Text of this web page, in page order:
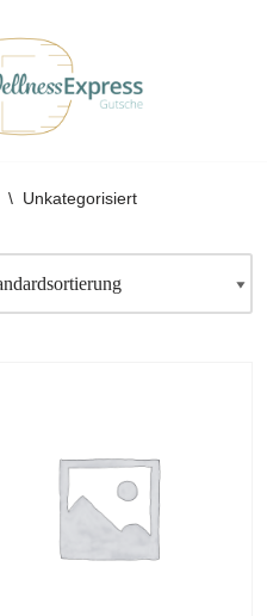
\ Unkategorisiert